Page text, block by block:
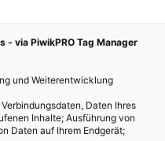
- via PiwikPRO Tag Manager
und Weiterentwicklung
Daten Ihres
Inhalte; Ausführung von
Daten auf Ihrem Endgerät;